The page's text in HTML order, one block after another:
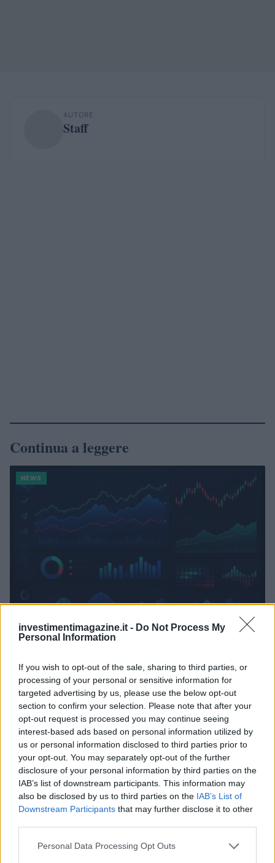
investimentimagazine.it - Do Not Process My
Personal Information
If you wish to opt-out of the sale, sharing to third parties, or
processing of your personal or sensitive information for
targeted advertising by us, please use the below opt-out
section to confirm your selection. Please note that after your
opt-out request is processed you may continue seeing
interest-based ads based on personal information utilized by
us or personal information disclosed to third parties prior to
your opt-out. You may separately opt-out of the further
disclosure of your personal information by third parties on the
IAB’s list of downstream participants. This information may
also be disclosed by us to third parties on the IAB’s List of
Downstream Participants that may further disclose it to other
Please note that this website/app uses one or more Google
Personal Data Processing Opt Outs
AUTORE
Staff
Continua a leggere
NEWS
Andrea Innocenti · 10 Ago 2026
NEWS